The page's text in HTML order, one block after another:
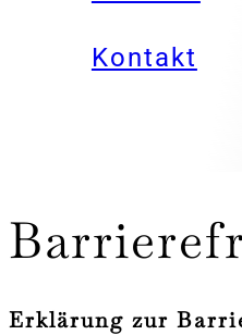
Kontakt
Erklärung zur